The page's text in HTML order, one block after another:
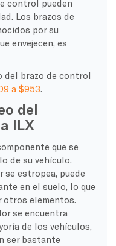
control pueden
Los brazos de
por su
envejecen, es
del brazo de control
a $953
del
ILX
que se
de su vehículo.
se estropea, puede
en el suelo, lo que
otros elementos.
se encuentra
de los vehículos,
ser bastante